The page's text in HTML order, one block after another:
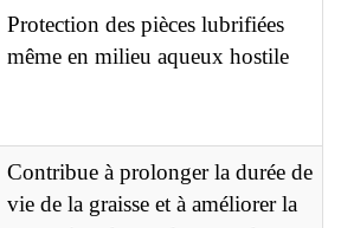
Protection des pièces lubrifiées
même en milieu aqueux hostile
Contribue à prolonger la durée de
vie de la graisse et à améliorer la